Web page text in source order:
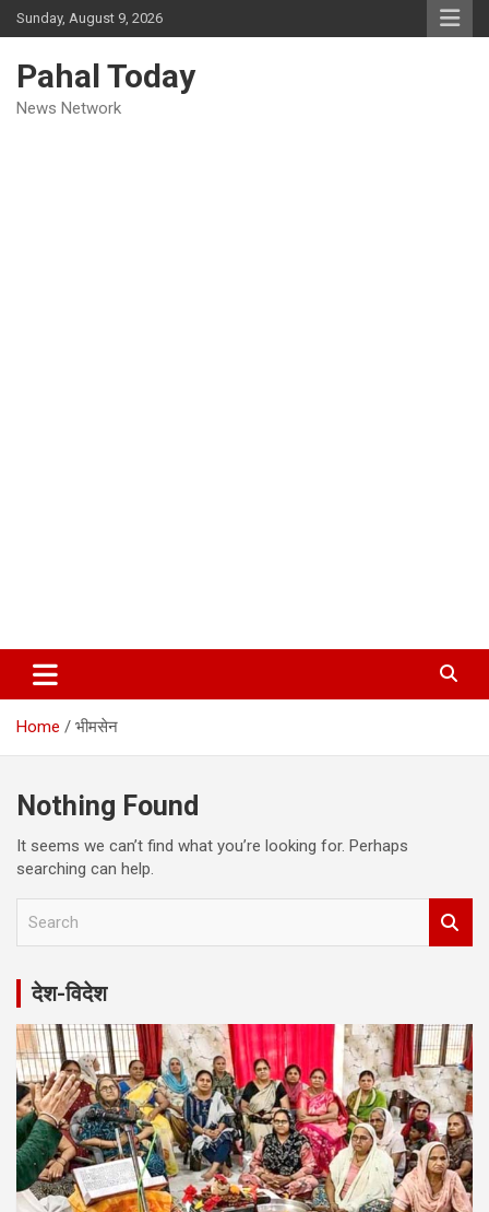
Skip
to
Sunday, August 9, 2026
Pahal Today
News Network
Home भीमसेन
Nothing Found
It seems we can’t find what you’re looking for. Perhaps
searching can help.
r
h
देश-विदेश